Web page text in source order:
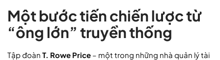
Một bước tiến chiến lược từ
“ông lớn” truyền thống
Tập đoàn T. Rowe Price – một trong những nhà quản lý tài